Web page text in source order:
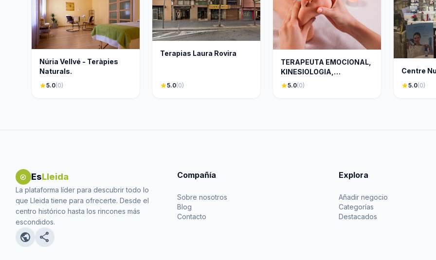
Núria Vellvé - Teràpies
Naturals.
star5.0(0)
Terapias Laura Rovira
star5.0(0)
TERAPEUTA EMOCIONAL,
KINESIOLOGIA,
REFLEXOLOGIA -
star5.0(0)
Centre
star5.0(0)
explore EsLleida
La plataforma líder para descubrir todo lo
que Lleida tiene para ofrecerte. Desde el
centro histórico hasta los rincones más
escondidos.
public share
Compañía
Sobre nosotros
Blog
Contacto
Explora
Añadir negocio
Categorías
Destacados